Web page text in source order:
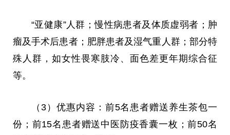
“亚健康”人群；慢性病患者及体质虚弱者；肿
瘤及手术后患者；肥胖患者及湿气重人群；部分特
殊人群，如女性畏寒肢冷、面色差更年期综合征
等。
（3）优惠内容：前5名患者赠送养生茶包一
份；前15名患者赠送中医防疫香囊一枚；前50名